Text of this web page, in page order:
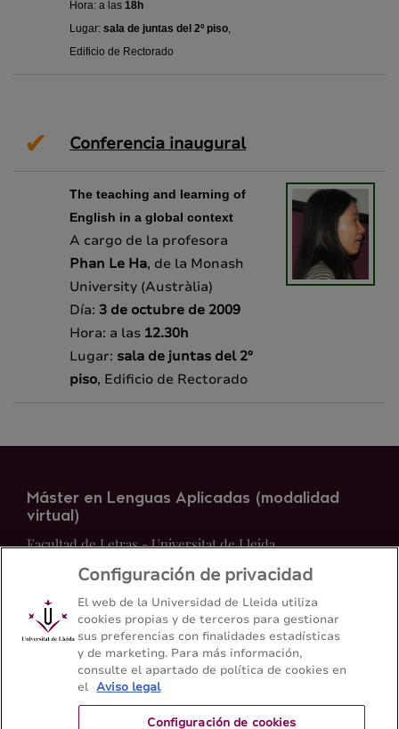
Hora: a las 18h
Lugar: sala de juntas del 2º piso,
Edificio de Rectorado
✔ Conferencia inaugural
The teaching and learning of
English in a global context
A cargo de la profesora
Phan Le Ha, de la Monash
University (Austràlia)
Día: 3 de octubre de 2009
Hora: a las 12.30h
Lugar: sala de juntas del 2º
piso, Edificio de Rectorado
Máster en Lenguas Aplicadas (modalidad
virtual)
Facultad de Letras - Universitat de Lleida
Mapa del web Contacto
973 70 23 43
Configuración de privacidad
El web de la Universidad de Lleida utiliza
cookies propias y de terceros para gestionar
sus preferencias con finalidades estadísticas
y de marketing. Para más información,
consulte el apartado de política de cookies en
el Aviso legal
Configuración de cookies